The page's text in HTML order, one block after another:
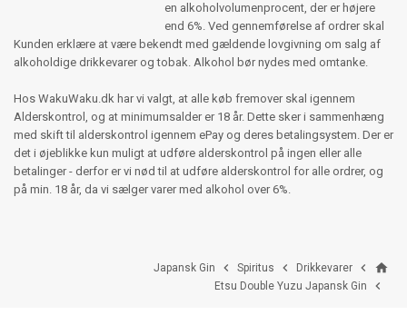
en alkoholvolumenprocent, der er højere
end 6%. Ved gennemførelse af ordrer skal
Kunden erklære at være bekendt med gældende lovgivning om salg af
alkoholdige drikkevarer og tobak. Alkohol bør nydes med omtanke.
Hos WakuWaku.dk har vi valgt, at alle køb fremover skal igennem
Alderskontrol, og at minimumsalder er 18 år. Dette sker i sammenhæng
med skift til alderskontrol igennem ePay og deres betalingsystem. Der er
det i øjeblikke kun muligt at udføre alderskontrol på ingen eller alle
betalinger - derfor er vi nød til at udføre alderskontrol for alle ordrer, og
på min. 18 år, da vi sælger varer med alkohol over 6%.
home

Drikkevarer

Spiritus

Japansk Gin

Etsu Double Yuzu Japansk Gin